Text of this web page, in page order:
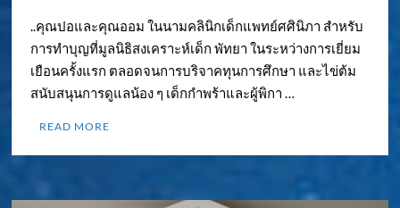
..คุณปอและคุณออม ในนามคลินิกเด็กแพทย์ศศินิภา สำหรับ
การทำบุญที่มูลนิธิสงเคราะห์เด็ก พัทยา ในระหว่างการเยี่ยม
เยือนครั้งแรก ตลอดจนการบริจาคทุนการศึกษา และไข่ต้ม
สนับสนุนการดูแลน้อง ๆ เด็กกำพร้าและผู้พิกา …
READ MORE